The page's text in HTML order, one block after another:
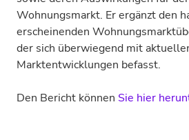
Wohnungsmarkt. Er ergänzt den
erscheinenden
der sich überwiegend mit
Marktentwicklungen befasst.
Den Bericht können Sie hier